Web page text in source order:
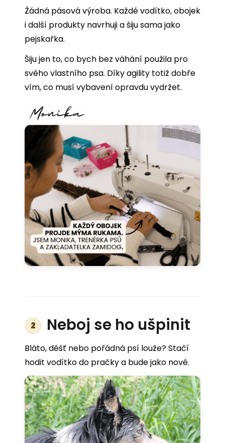
Žádná pásová výroba. Každé vodítko, obojek
i další produkty navrhuji a šiju sama jako
pejskařka.
Šiju jen to, co bych bez váhání použila pro
svého vlastního psa. Díky agility totiž dobře
vím, co musí vybavení opravdu vydržet.
2 Neboj se ho ušpinit
Bláto, déšť nebo pořádná psí louže? Stačí
hodit vodítko do pračky a bude jako nové.